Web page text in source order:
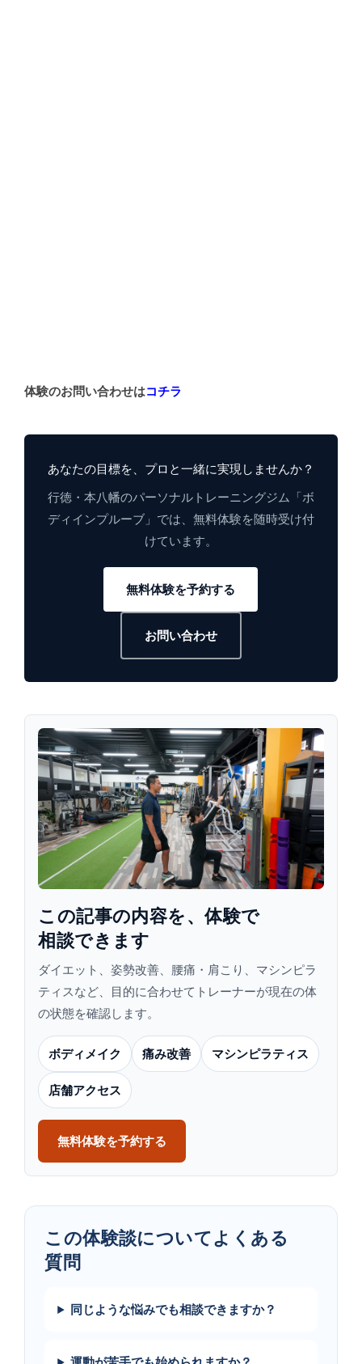
体験のお問い合わせはコチラ
あなたの目標を、プロと一緒に実現しませんか？
行徳・本八幡のパーソナルトレーニングジム「ボ
ディインプルーブ」では、無料体験を随時受け付
けています。
無料体験を予約する
お問い合わせ
この​記事の​内容を、​体験で​
相談できます
ダイエット、姿勢改善、腰痛・肩こり、マシンピラ
ティスなど、目的に合わせてトレーナーが現在の体
の状態を確認します。
ボディメイク 痛み改善 マシンピラティス
店舗アクセス
無料体験を予約する
この​体験談に​ついて​よく​ある​
質問
同じような悩みでも相談できますか？